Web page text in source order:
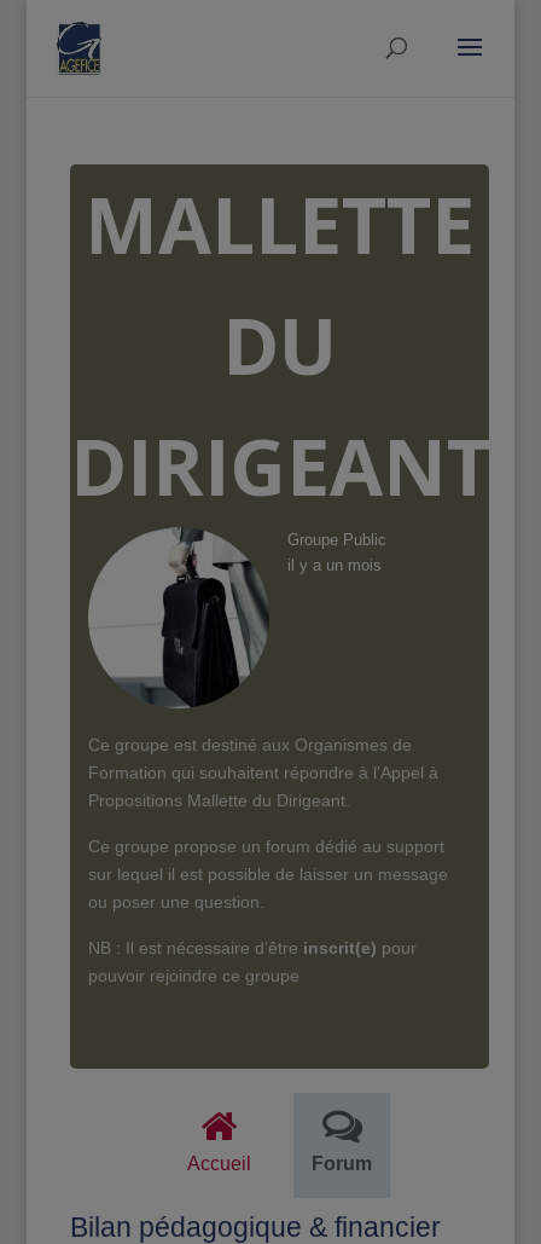
MALLETTE
DU
DIRIGEANT
Groupe Public
il y a un mois
Ce groupe est destiné aux Organismes de
Formation qui souhaitent répondre à l’Appel à
Propositions Mallette du Dirigeant.
Ce groupe propose un forum dédié au support
sur lequel il est possible de laisser un message
ou poser une question.
NB : Il est nécessaire d’être inscrit(e) pour
pouvoir rejoindre ce groupe
Accueil Forum
Bilan pédagogique & financier